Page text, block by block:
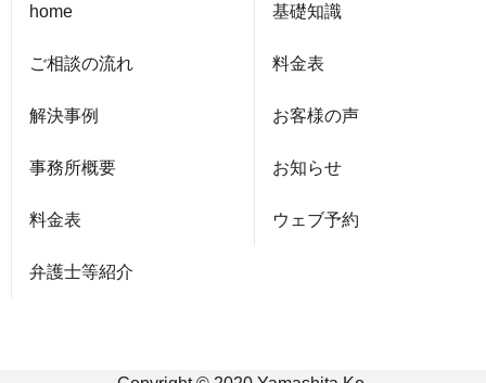
home
ご相談の流れ
解決事例
事務所概要
料金表
弁護士等紹介
基礎知識
料金表
お客様の声
お知らせ
ウェブ予約